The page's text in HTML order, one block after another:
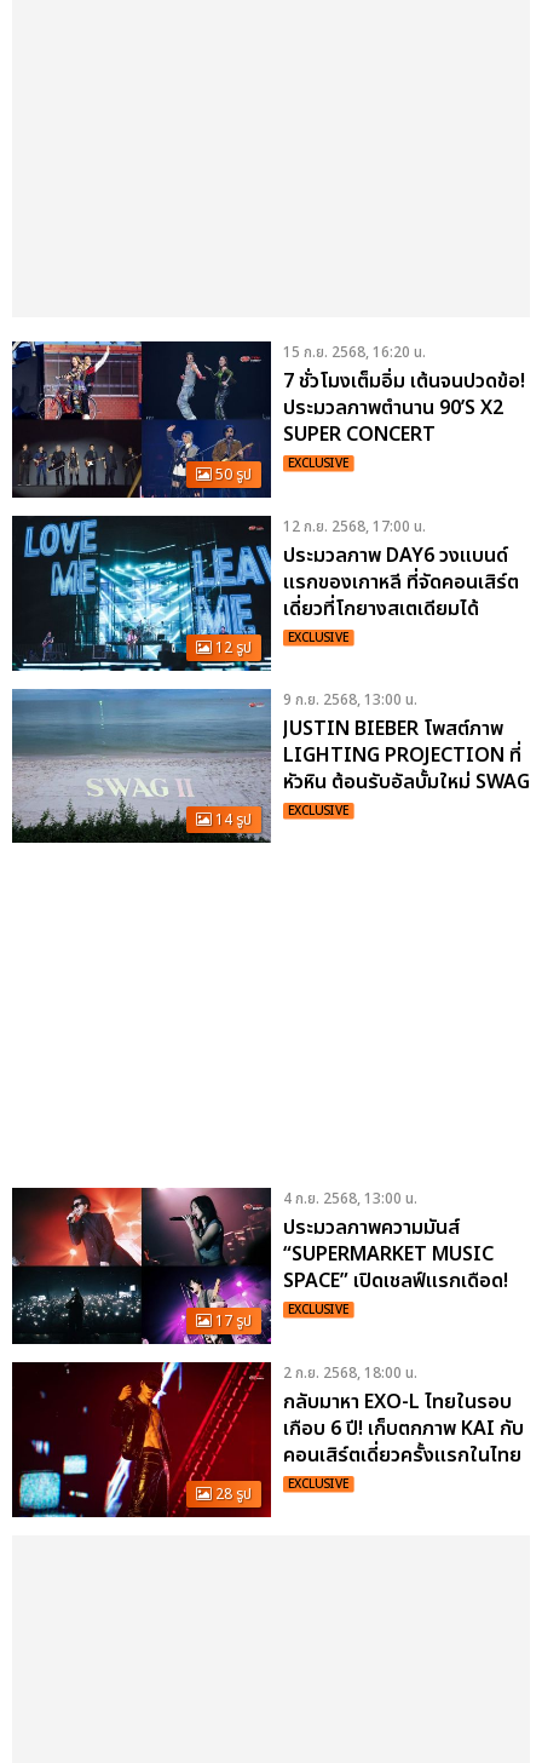
50 รูป
15 ก.ย. 2568, 16:20 น.
7 ชั่วโมงเต็มอิ่ม เต้นจนปวดข้อ!
ประมวลภาพตำนาน 90’S X2
SUPER CONCERT
ปรากฏการณ์คู่กัน มันคูณสอง
EXCLUSIVE
12 รูป
12 ก.ย. 2568, 17:00 น.
ประมวลภาพ DAY6 วงแบนด์
แรกของเกาหลี ที่จัดคอนเสิร์ต
เดี่ยวที่โกยางสเตเดียมได้
เตรียมมาไทย 27 ก.ย.นี้ ที่อิม
EXCLUSIVE
14 รูป
9 ก.ย. 2568, 13:00 น.
JUSTIN BIEBER โพสต์ภาพ
LIGHTING PROJECTION ที่
หัวหิน ต้อนรับอัลบั้มใหม่ SWAG
II
EXCLUSIVE
17 รูป
4 ก.ย. 2568, 13:00 น.
ประมวลภาพความมันส์
“SUPERMARKET MUSIC
SPACE” เปิดเชลฟ์แรกเดือด!
ขนทัพเพลงฮิตจัดเต็ม
EXCLUSIVE
28 รูป
2 ก.ย. 2568, 18:00 น.
กลับมาหา EXO-L ไทยในรอบ
เกือบ 6 ปี! เก็บตกภาพ KAI กับ
คอนเสิร์ตเดี่ยวครั้งแรกในไทย
2025 KAI SOLO CONCERT
EXCLUSIVE